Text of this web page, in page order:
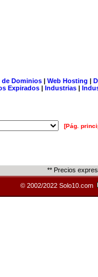
de Dominios| Web Hosting |
Expirados | Industrias |
[Pág.
** Precios
© 2002/2022 Solo10.com